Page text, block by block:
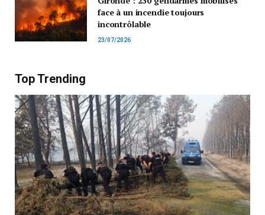
face à un incendie toujours
incontrôlable
23/07/2026
Top Trending